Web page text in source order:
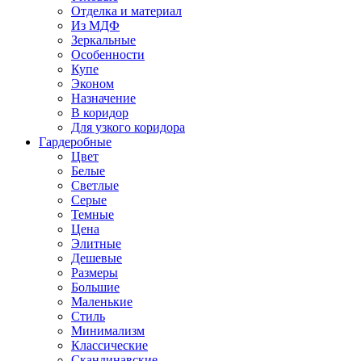
Отделка и материал
Из МДФ
Зеркальные
Особенности
Купе
Эконом
Назначение
В коридор
Для узкого коридора
Гардеробные
Цвет
Белые
Светлые
Серые
Темные
Цена
Элитные
Дешевые
Размеры
Большие
Маленькие
Стиль
Минимализм
Классические